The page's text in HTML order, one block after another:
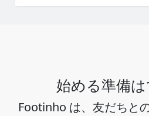
始める準備
Footinho は、友だちと